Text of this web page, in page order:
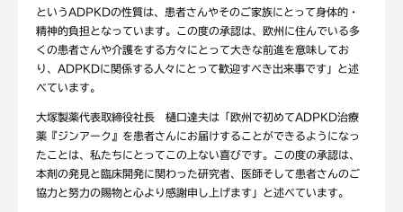
というADPKDの性質は、患者さんやそのご家族にとって身体的・
精神的負担となっています。この度の承認は、欧州に住んでいる多
くの患者さんや介護をする方々にとって大きな前進を意味してお
り、ADPKDに関係する人々にとって歓迎すべき出来事です」と述
べています。
大塚製薬代表取締役社長 樋口達夫は「欧州で初めてADPKD治療
薬『ジンアーク』を患者さんにお届けすることができるようになっ
たことは、私たちにとってこの上ない喜びです。この度の承認は、
本剤の発見と臨床開発に関わった研究者、医師そして患者さんのご
協力と努力の賜物と心より感謝申し上げます」と述べています。